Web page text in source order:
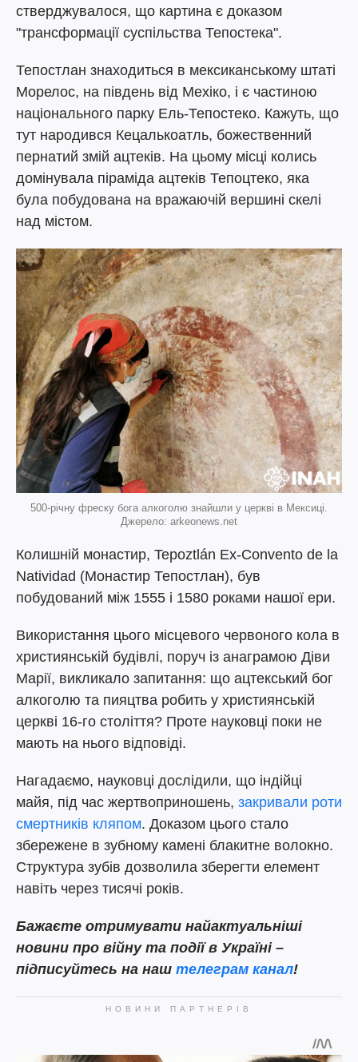
стверджувалося, що картина є доказом
"трансформації суспільства Тепостека".
Тепостлан знаходиться в мексиканському штаті
Морелос, на південь від Мехіко, і є частиною
національного парку Ель-Тепостеко. Кажуть, що
тут народився Кецалькоатль, божественний
пернатий змій ацтеків. На цьому місці колись
домінувала піраміда ацтеків Тепоцтеко, яка
була побудована на вражаючій вершині скелі
над містом.
500-річну фреску бога алкоголю знайшли у церкві в Мексиці.
Джерело: arkeonews.net
Колишній монастир, Tepoztlán Ex-Convento de la
Natividad (Монастир Тепостлан), був
побудований між 1555 і 1580 роками нашої ери.
Використання цього місцевого червоного кола в
християнській будівлі, поруч із анаграмою Діви
Марії, викликало запитання: що ацтекський бог
алкоголю та пияцтва робить у християнській
церкві 16-го століття? Проте науковці поки не
мають на нього відповіді.
Нагадаємо, науковці дослідили, що індійці
майя, під час жертвоприношень, закривали роти
смертників кляпом. Доказом цього стало
збережене в зубному камені блакитне волокно.
Структура зубів дозволила зберегти елемент
навіть через тисячі років.
Бажаєте отримувати найактуальніші
новини про війну та події в Україні –
підписуйтесь на наш телеграм канал!